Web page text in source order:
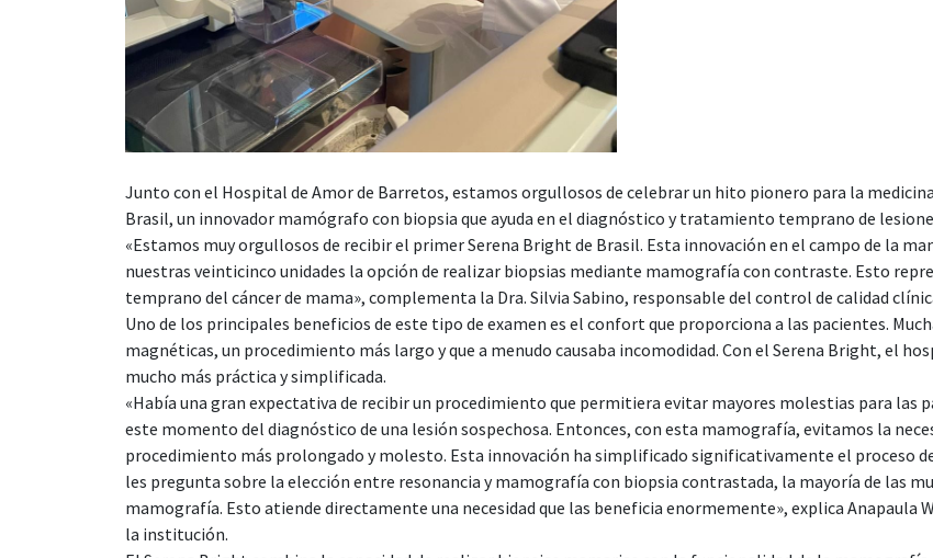
Junto con el Hospital de Amor de Barretos, estamos orgullosos de celebrar un hito pionero para la
Brasil, un innovador mamógrafo con biopsia que ayuda en el diagnóstico y tratamiento temprano de
«Estamos muy orgullosos de recibir el primer Serena Bright de Brasil. Esta innovación en el campo de la
nuestras veinticinco unidades la opción de realizar biopsias mediante mamografía con contraste. Esto
temprano del cáncer de mama», complementa la Dra. Silvia Sabino, responsable del control de calidad
Uno de los principales beneficios de este tipo de examen es el confort que proporciona a las pacientes.
magnéticas, un procedimiento más largo y que a menudo causaba incomodidad. Con el Serena Bright, el
mucho más práctica y simplificada.
«Había una gran expectativa de recibir un procedimiento que permitiera evitar mayores molestias para las
este momento del diagnóstico de una lesión sospechosa. Entonces, con esta mamografía, evitamos la
procedimiento más prolongado y molesto. Esta innovación ha simplificado significativamente el proceso
les pregunta sobre la elección entre resonancia y mamografía con biopsia contrastada, la mayoría de las
mamografía. Esto atiende directamente una necesidad que las beneficia enormemente», explica Anapaula
la institución.